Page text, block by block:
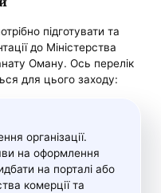
підготувати та
до Міністерства
Оману. Ось перелік
для цього заходу:
організації.
на оформлення
на порталі або
комерції та